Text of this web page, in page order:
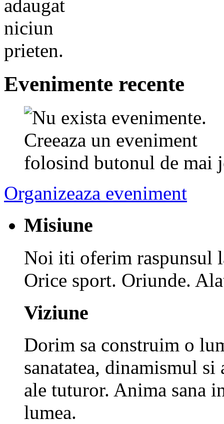
Evenimente recente
Organizeaza eveniment
Misiune
Noi iti oferim raspunsul
Orice sport. Oriunde.
Viziune
Dorim sa construim o
sanatatea, dinamismul
ale tuturor. Anima sana
lumea.